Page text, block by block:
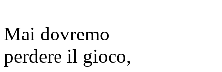
Mai dovremo
perdere il gioco,